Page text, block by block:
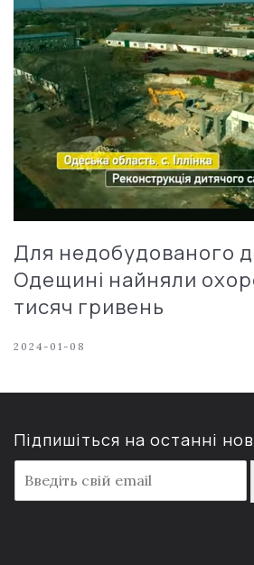
Для недобудованого
Одещині найняли
тисяч гривень
2024-01-08
Підпишіться на останні
m
a